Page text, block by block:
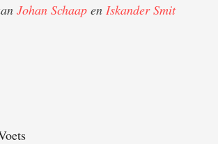
Johan Schaap en Iskander Smit